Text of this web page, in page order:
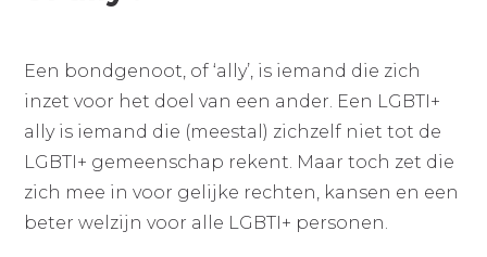
Een bondgenoot, of ‘ally’, is iemand die zich
inzet voor het doel van een ander. Een LGBTI+
ally is iemand die (meestal) zichzelf niet tot de
LGBTI+ gemeenschap rekent. Maar toch zet die
zich mee in voor gelijke rechten, kansen en een
beter welzijn voor alle LGBTI+ personen.